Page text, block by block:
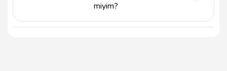
miyim?
Evet, Sakarya Animasyon Stüdyosu'nda projelerinizi